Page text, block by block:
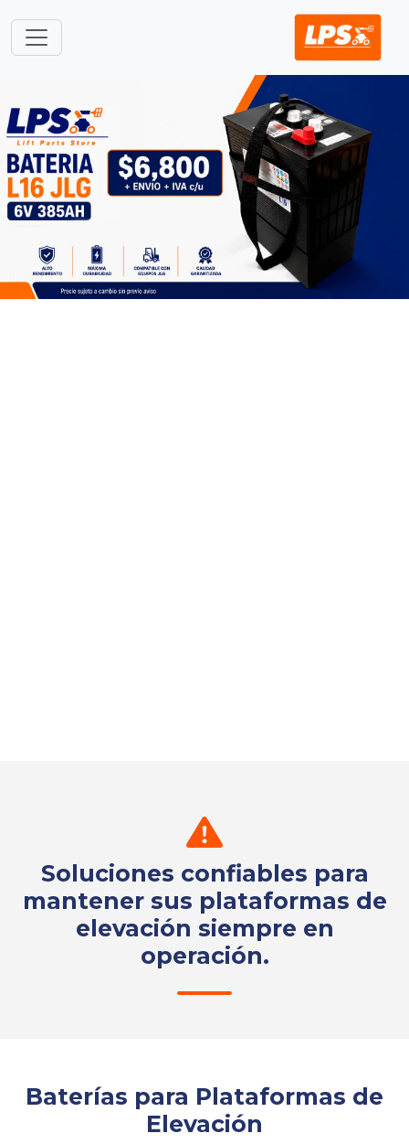
Soluciones confiables para
mantener sus plataformas de
elevación siempre en
operación.
Baterías para Plataformas de
Elevación